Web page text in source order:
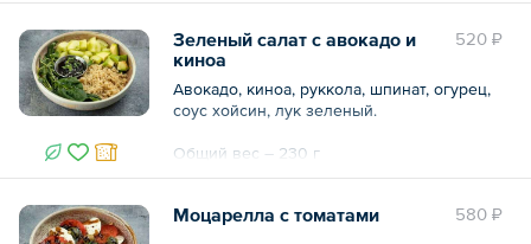
520 ₽
Зеленый салат с авокадо и
киноа
Авокадо, киноа, руккола, шпинат, огурец,
соус хойсин, лук зеленый.
Общий вес – 230 г
580 ₽
Моцарелла с томатами